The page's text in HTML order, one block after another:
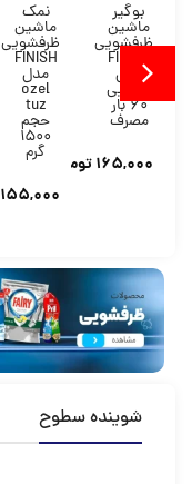
بوگیر
ماشین
ظرفشویی
FINISH
مدل
لیمویی
60 بار
مصرف
165,000تومان
نمک
ماشین
ظرفشویی
FINISH
مدل
ozel
tuz
حجم
1500
گرم
155,000
شوینده سطوح